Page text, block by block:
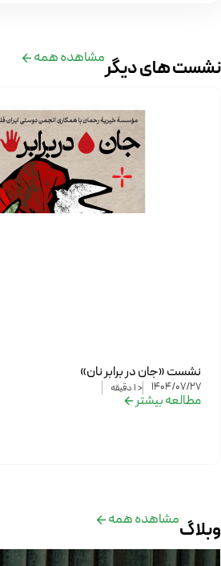
نشست های دیگرمشاهده همه
نشست «جان در برابر نان»
1404/07/27
< 1 دقیقه
مطالعه بیشتر
وبلاگمشاهده همه